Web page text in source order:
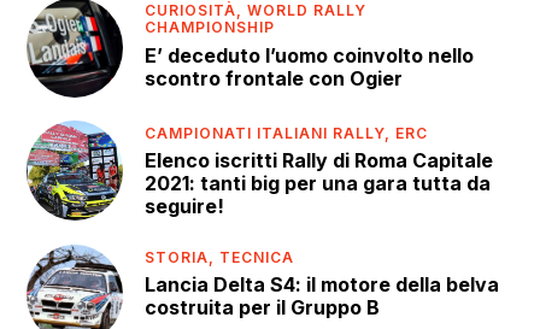
CURIOSITÀ,WORLD RALLY
CHAMPIONSHIP
E’ deceduto l’uomo coinvolto nello
scontro frontale con Ogier
CAMPIONATI ITALIANI RALLY, ERC
Elenco iscritti Rally di Roma Capitale
2021: tanti big per una gara tutta da
seguire!
STORIA, TECNICA
Lancia Delta S4: il motore della belva
costruita per il Gruppo B